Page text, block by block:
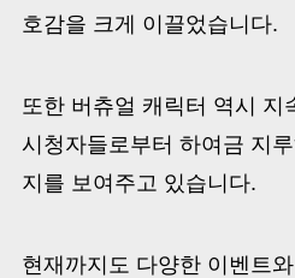
호감을 크게 이끌었습니다.
또한 버츄얼 캐릭터 역시 지
시청자들로부터 하여금 지
지를 보여주고 있습니다.
현재까지도 다양한 이벤트